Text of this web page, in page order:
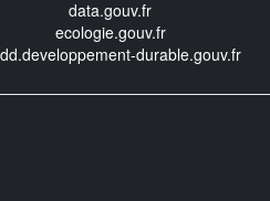
data.gouv.fr
ecologie.gouv.fr
durable.gouv.fr